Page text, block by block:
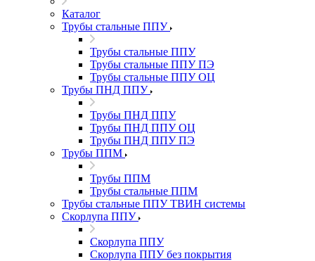
Каталог
Трубы стальные ППУ
Трубы стальные ППУ
Трубы стальные ППУ ПЭ
Трубы стальные ППУ ОЦ
Трубы ПНД ППУ
Трубы ПНД ППУ
Трубы ПНД ППУ ОЦ
Трубы ПНД ППУ ПЭ
Трубы ППМ
Трубы ППМ
Трубы стальные ППМ
Трубы стальные ППУ ТВИН системы
Скорлупа ППУ
Скорлупа ППУ
Скорлупа ППУ без покрытия